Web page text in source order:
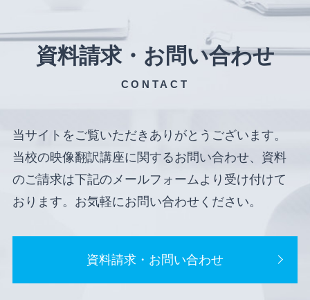
資料請求・お問い合わせ
CONTACT
当サイトをご覧いただきありがとうございます。
当校の映像翻訳講座に関するお問い合わせ、資料
のご請求は下記のメールフォームより受け付けて
おります。お気軽にお問い合わせください。
資料請求・お問い合わせ